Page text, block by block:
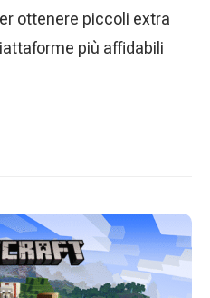
ottenere piccoli extra
più affidabili